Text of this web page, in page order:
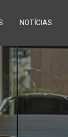
NOTÍCIAS